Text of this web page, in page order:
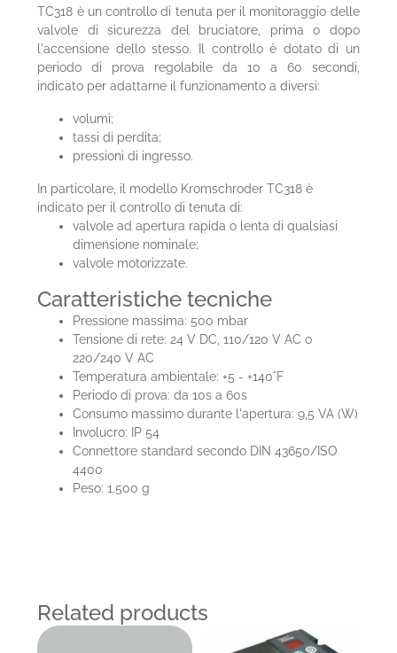
TC318 è un controllo di tenuta per il monitoraggio delle
valvole di sicurezza del bruciatore, prima o dopo
l'accensione dello stesso. Il controllo è dotato di un
periodo di prova regolabile da 10 a 60 secondi,
indicato per adattarne il funzionamento a diversi:
volumi;
tassi di perdita;
pressioni di ingresso.
In particolare, il modello Kromschroder TC318 è
indicato per il controllo di tenuta di:
valvole ad apertura rapida o lenta di qualsiasi
dimensione nominale;
valvole motorizzate.
Caratteristiche tecniche
Pressione massima: 500 mbar
Tensione di rete: 24 V DC, 110/120 V AC o
220/240 V AC
Temperatura ambientale: +5 - +140°F
Periodo di prova: da 10s a 60s
Consumo massimo durante l'apertura: 9,5 VA (W)
Involucro: IP 54
Connettore standard secondo DIN 43650/ISO
4400
Peso: 1.500 g
Related products